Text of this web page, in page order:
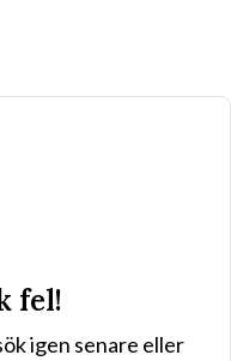
fel!
igen senare eller